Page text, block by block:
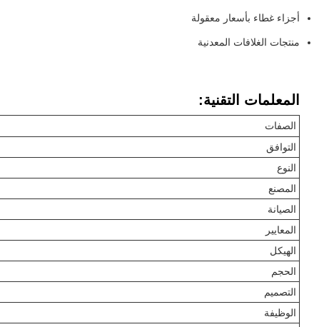
أجزاء غطاء بأسعار معقولة
منتجات الغلافات المعدنية
المعلمات التقنية:
الصفات
التوافق
النوع
المصنع
الصيانة
المعايير
الهيكل
الحجم
التصميم
الوظيفة